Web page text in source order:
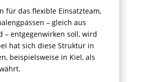
für das flexible Einsatzteam,
– gleich aus
– entgegenwirken soll, wird
hat sich diese Struktur in
beispielsweise in Kiel, als